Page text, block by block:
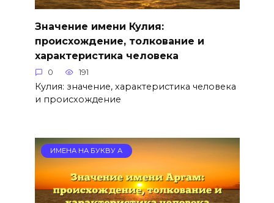
Значение имени Кулия:
происхождение, толкование и
характеристика человека
0 191
Кулия: значение, характеристика человека
и происхождение
ИМЕНА НА БУКВУ А